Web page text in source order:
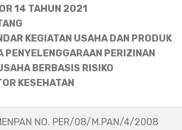
14 TAHUN 2021
KEGIATAN USAHA DAN PRODUK
PENYELENGGARAAN PERIZINAN
BERBASIS RISIKO
KESEHATAN
NO. PER/08/M.PAN/4/2008